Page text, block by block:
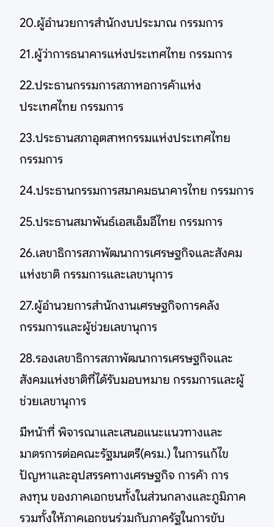
20.ผู้อำนวยการสำนักงบประมาณ กรรมการ
21.ผู้ว่าการธนาคารแห่งประเทศไทย กรรมการ
22.ประธานกรรมการสภาหอการค้าแห่ง
ประเทศไทย กรรมการ
23.ประธานสภาอุตสาหกรรมแห่งประเทศไทย
กรรมการ
24.ประธานกรรมการสมาคมธนาคารไทย กรรมการ
25.ประธานสมาพันธ์เอสเอ็มอีไทย กรรมการ
26.เลขาธิการสภาพัฒนาการเศรษฐกิจและสังคม
แห่งชาติ กรรมการและเลขานุการ
27.ผู้อำนวยการสำนักงานเศรษฐกิจการคลัง
กรรมการและผู้ช่วยเลขานุการ
28.รองเลขาธิการสภาพัฒนาการเศรษฐกิจและ
สังคมแห่งชาติที่ได้รับมอบหมาย กรรมการและผู้
ช่วยเลขานุการ
มีหน้าที่ พิจารณาและเสนอแนะแนวทางและ
มาตรการต่อคณะรัฐมนตรี(ครม.) ในการแก้ไข
ปัญหาและอุปสรรคทางเศรษฐกิจ การค้า การ
ลงทุน ของภาคเอกชนทั้งในส่วนกลางและภูมิภาค
รวมทั้งให้ภาคเอกชนร่วมกับภาครัฐในการขับ